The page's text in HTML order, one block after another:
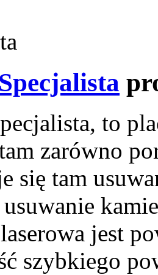
to
zarówno
się tam
usuwanie
jest
szybkiego